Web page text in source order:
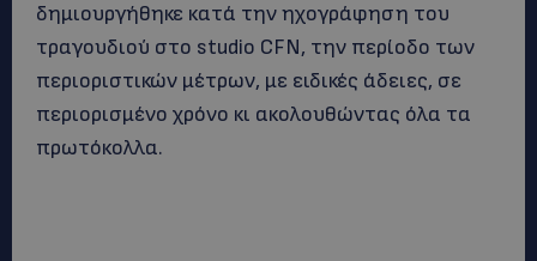
δημιουργήθηκε κατά την ηχογράφηση του
τραγουδιού στο studio CFN, την περίοδο των
περιοριστικών μέτρων, με ειδικές άδειες, σε
περιορισμένο χρόνο κι ακολουθώντας όλα τα
πρωτόκολλα.